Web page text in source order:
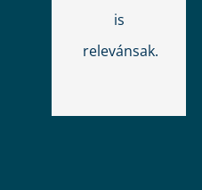
is
relevánsak.